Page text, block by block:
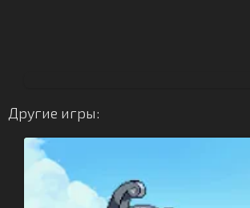
Другие игры: